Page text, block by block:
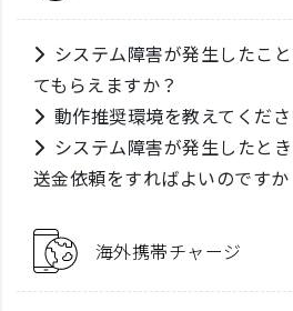
システム障害が発生したこ
てもらえますか？
動作推奨環境を教えてくださ
システム障害が発生したと
送金依頼をすればよいのですか
海外携帯チャージ